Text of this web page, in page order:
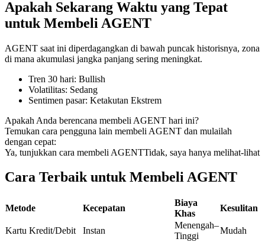
USDC Berjangka
Kontrak berjangka menggunakan USDC sebagai jaminannya
Apakah Sekarang Waktu yang Tepat
untuk Membeli AGENT
AGENT saat ini diperdagangkan di bawah puncak historisnya, zona
di mana akumulasi jangka panjang sering meningkat.
Tren 30 hari: Bullish
Volatilitas: Sedang
Sentimen pasar: Ketakutan Ekstrem
Apakah Anda berencana membeli AGENT hari ini?
Temukan cara pengguna lain membeli AGENT dan mulailah
dengan cepat:
Ya, tunjukkan cara membeli AGENTTidak, saya hanya melihat-lihat
Cara Terbaik untuk Membeli AGENT
Metode Kecepatan
Biaya
Khas
Kesulitan
Kartu Kredit/Debit Instan
Menengah–
Tinggi
Mudah